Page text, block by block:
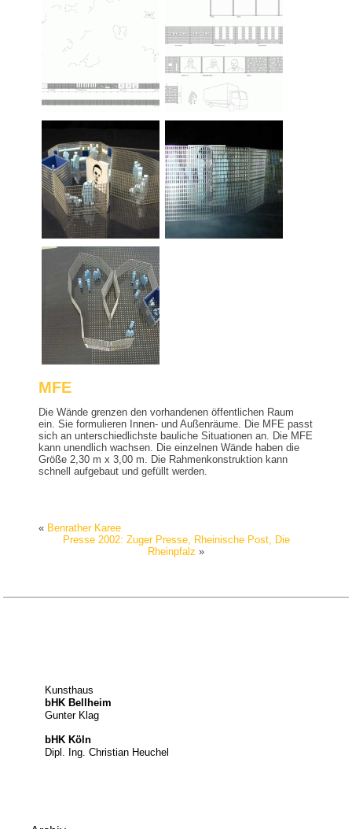
MFE
Die Wände grenzen den vorhandenen öffentlichen Raum
ein. Sie formulieren Innen- und Außenräume. Die MFE passt
sich an unterschiedlichste bauliche Situationen an. Die MFE
kann unendlich wachsen. Die einzelnen Wände haben die
Größe 2,30 m x 3,00 m. Die Rahmenkonstruktion kann
schnell aufgebaut und gefüllt werden.
« Benrather Karee
Presse 2002: Zuger Presse, Rheinische Post, Die
Rheinpfalz »
Kunsthaus
bHK Bellheim
Gunter Klag
bHK Köln
Dipl. Ing. Christian Heuchel